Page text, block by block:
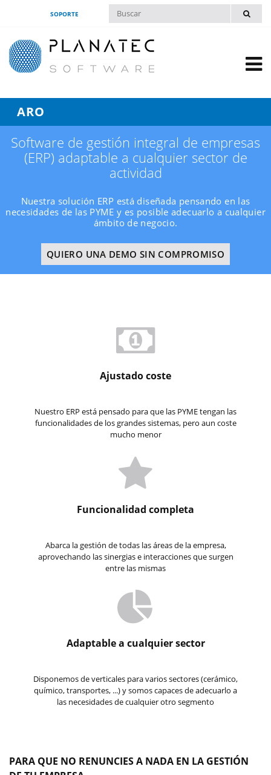
SOPORTE
ARO
Software de gestión integral de empresas
(ERP) adaptable a cualquier sector de
actividad
Nuestra solución ERP está diseñada pensando en las
necesidades de las PYME y es posible adecuarlo a cualquier
ámbito de negocio.
QUIERO UNA DEMO SIN COMPROMISO
Ajustado coste
Nuestro ERP está pensado para que las PYME tengan las
funcionalidades de los grandes sistemas, pero aun coste
mucho menor
Funcionalidad completa
Abarca la gestión de todas las áreas de la empresa,
aprovechando las sinergias e interacciones que surgen
entre las mismas
Adaptable a cualquier sector
Disponemos de verticales para varios sectores (cerámico,
químico, transportes, ...) y somos capaces de adecuarlo a
las necesidades de cualquier otro segmento
PARA QUE NO RENUNCIES A NADA EN LA GESTIÓN